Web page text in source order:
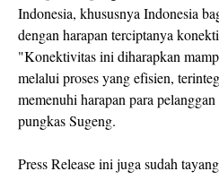
Indonesia, khususnya Indonesia
dengan harapan terciptanya
"Konektivitas ini diharapkan
melalui proses yang efisien,
memenuhi harapan para
pungkas Sugeng.
Press Release ini juga sudah